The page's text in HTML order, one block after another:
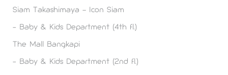
Siam Takashimaya – Icon Siam
- Baby & Kids Department (4th fl.)​
The Mall Bangkapi
- Baby & Kids Department (2nd fl.)​